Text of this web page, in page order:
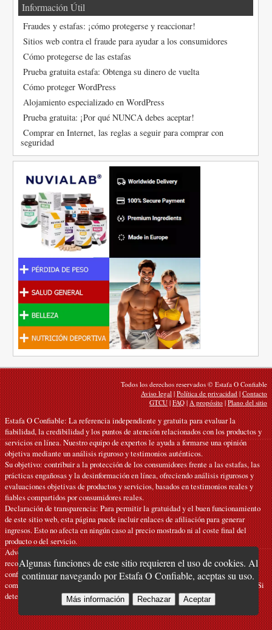
Algunas funciones de este sitio requieren el uso de cookies. Al
continuar navegando por Estafa O Confiable, aceptas su uso.
Más información Rechazar Aceptar
Información Útil
Fraudes y estafas: ¡cómo protegerse y reaccionar!
Sitios web contra el fraude para ayudar a los consumidores
Cómo protegerse de las estafas
Prueba gratuita estafa: Obtenga su dinero de vuelta
Cómo proteger WordPress
Alojamiento especializado en WordPress
Prueba gratuita: ¡Por qué NUNCA debes aceptar!
Comprar en Internet, las reglas a seguir para comprar con
seguridad
Todos los derechos reservados © Estafa O Confiable
Aviso legal|Política de privacidad|Contacto
GTCU|FAQ|A propósito|Plano del sitio
Estafa O Confiable: La referencia independiente y gratuita para evaluar la
fiabilidad, la credibilidad y los puntos de atención relacionados con los productos y
servicios en línea. Nuestro equipo de expertos le ayuda a formarse una opinión
objetiva mediante un análisis riguroso y testimonios auténticos.
Su objetivo: contribuir a la protección de los consumidores frente a las estafas, las
prácticas engañosas y la desinformación en línea, ofreciendo análisis rigurosos y
evaluaciones objetivas de productos y servicios, basados en testimonios reales y
fiables compartidos por consumidores reales.
Declaración de transparencia: Para permitir la gratuidad y el buen funcionamiento
de este sitio web, esta página puede incluir enlaces de afiliación para generar
ingresos. Esto no afecta en ningún caso al precio mostrado ni al coste final del
producto o del servicio.
Advertencias: Nuestros artículos expresan opiniones personales y no constituyen
recomendaciones oficiales. La información facilitada es orientativa y debe
confirmarse con el fabricante, el vendedor, el proveedor o una fuente oficial
competente. Declinamos toda responsabilidad en caso de error o de uso indebido. Si
detecta alguna inexactitud,contáctenos.